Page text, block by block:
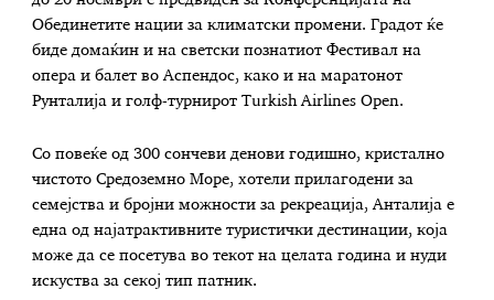
Обединетите нации за климатски промени. Градот ќе
биде домаќин и на светски познатиот Фестивал на
опера и балет во Аспендос, како и на маратонот
Рунталија и голф-турнирот Turkish Airlines Open.
Со повеќе од 300 сончеви денови годишно, кристално
чистото Средоземно Море, хотели прилагодени за
семејства и бројни можности за рекреација, Анталија е
една од најатрактивните туристички дестинации, која
може да се посетува во текот на целата година и нуди
искуства за секој тип патник.